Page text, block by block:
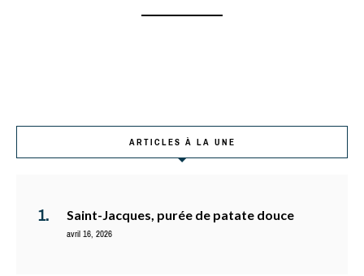
ARTICLES À LA UNE
Saint-Jacques, purée de patate douce
avril 16, 2026